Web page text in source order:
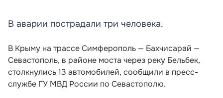
В аварии пострадали три человека.
В Крыму на трассе Симферополь — Бахчисарай —
Севастополь, в районе моста через реку Бельбек,
столкнулись 13 автомобилей, сообщили в пресс-
службе ГУ МВД России по Севастополю.